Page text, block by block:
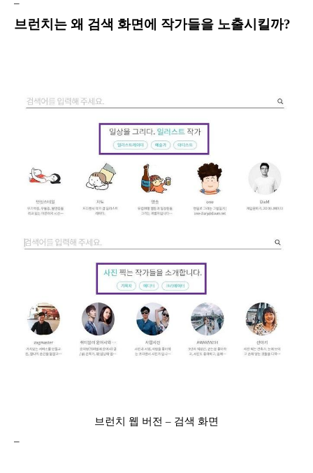
–
브런치는 왜 검색 화면에 작가들을 노출시킬까?
브런치 웹 버전 – 검색 화면
–